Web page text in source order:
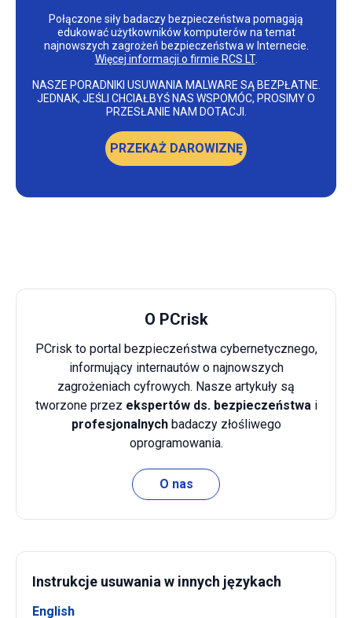
Połączone siły badaczy bezpieczeństwa pomagają
edukować użytkowników komputerów na temat
najnowszych zagrożeń bezpieczeństwa w Internecie.
Więcej informacji o firmie RCS LT.
NASZE PORADNIKI USUWANIA MALWARE SĄ BEZPŁATNE.
JEDNAK, JEŚLI CHCIAŁBYŚ NAS WSPOMÓC, PROSIMY O
PRZESŁANIE NAM DOTACJI.
PRZEKAŻ DAROWIZNĘ
O PCrisk
PCrisk to portal bezpieczeństwa cybernetycznego,
informujący internautów o najnowszych
zagrożeniach cyfrowych. Nasze artykuły są
tworzone przez ekspertów ds. bezpieczeństwa i
profesjonalnychbadaczy złośliwego
oprogramowania.
O nas
Instrukcje usuwania w innych językach
English